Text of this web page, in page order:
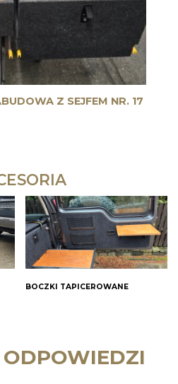
Z SEJFEM NR. 17
BOCZKI TAPICEROWANE